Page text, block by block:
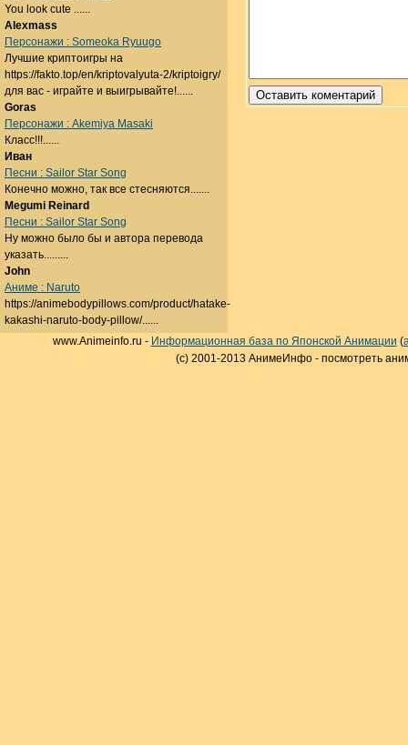
You look cute ......
Alexmass
Персонажи : Someoka Ryuugo
Лучшие криптоигры на
https://fakto.top/en/kriptovalyuta-2/kriptoigry/
для вас - играйте и выигрывайте!......
Goras
Персонажи : Akemiya Masaki
Класс!!!......
Иван
Песни : Sailor Star Song
Конечно можно, так все стесняются.......
Megumi Reinard
Песни : Sailor Star Song
Ну можно было бы и автора перевода
указать.........
John
Аниме : Naruto
https://animebodypillows.com/product/hatake-
kakashi-naruto-body-pillow/......
www.Animeinfo.ru - Информационная база по Японской Анимации (
(c) 2001-2013 АнимеИнфо - посмотреть